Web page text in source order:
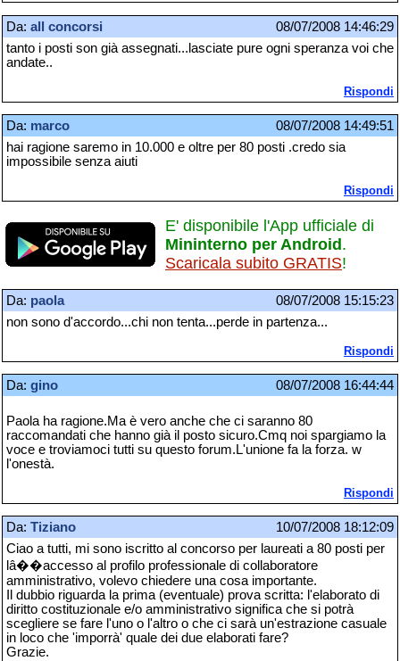
Da: all concorsi
08/07/2008 14:46:29
tanto i posti son già assegnati...lasciate pure ogni speranza voi che
andate..
Rispondi
Da: marco
08/07/2008 14:49:51
hai ragione saremo in 10.000 e oltre per 80 posti .credo sia
impossibile senza aiuti
Rispondi
E' disponibile l'App ufficiale di
Mininterno per Android .
Scaricala subito GRATIS!
Da: paola
08/07/2008 15:15:23
non sono d'accordo...chi non tenta...perde in partenza...
Rispondi
Da: gino 08/07/2008 16:44:44
Paola ha ragione.Ma è vero anche che ci saranno 80
raccomandati che hanno già il posto sicuro.Cmq noi spargiamo la
voce e troviamoci tutti su questo forum.L'unione fa la forza. w
l'onestà.
Rispondi
Da: Tiziano
10/07/2008 18:12:09
Ciao a tutti, mi sono iscritto al concorso per laureati a 80 posti per
lâ��accesso al profilo professionale di collaboratore
amministrativo, volevo chiedere una cosa importante.
Il dubbio riguarda la prima (eventuale) prova scritta: l'elaborato di
diritto costituzionale e/o amministrativo significa che si potrà
scegliere se fare l'uno o l'altro o che ci sarà un'estrazione casuale
in loco che 'imporrà' quale dei due elaborati fare?
Grazie.